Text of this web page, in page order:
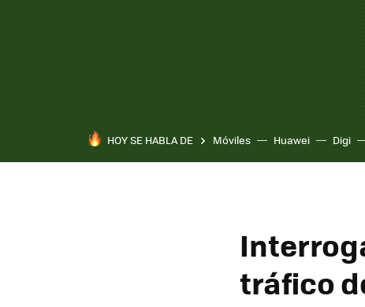
HOY SE HABLA DE Móviles Huawei Digi
tráfico